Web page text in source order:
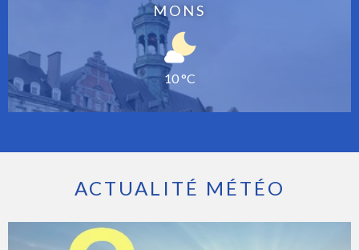
MONS
10 °C
ACTUALITÉ MÉTÉO